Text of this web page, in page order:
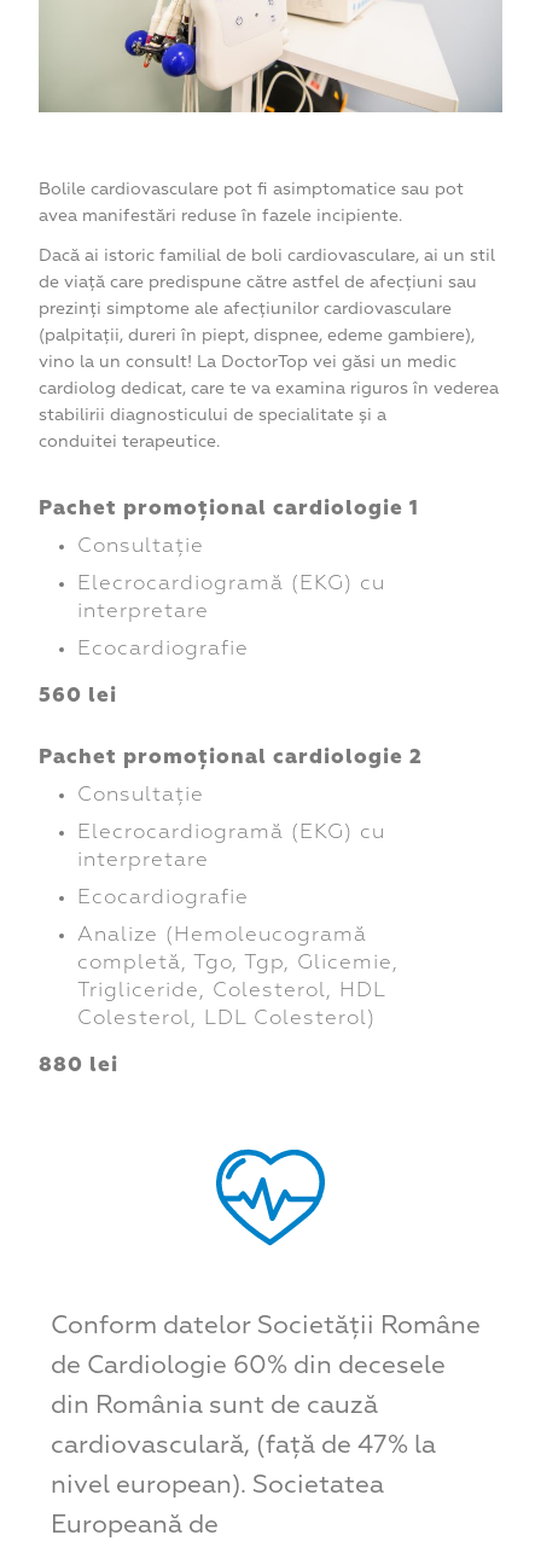
Bolile cardiovasculare pot fi asimptomatice sau pot
avea manifestări reduse în fazele incipiente.
Dacă ai istoric familial de boli cardiovasculare, ai un stil
de viață care predispune către astfel de afecțiuni sau
prezinți simptome ale afecțiunilor cardiovasculare
(palpitații, dureri în piept, dispnee, edeme gambiere),
vino la un consult! La DoctorTop vei găsi un medic
cardiolog dedicat, care te va examina riguros în vederea
stabilirii diagnosticului de specialitate și a
conduitei terapeutice.
Pachet promoțional cardiologie 1
Consultație
Elecrocardiogramă (EKG) cu
interpretare
Ecocardiografie
560 lei
Pachet promoțional cardiologie 2
Consultație
Elecrocardiogramă (EKG) cu
interpretare
Ecocardiografie
Analize (Hemoleucogramă
completă, Tgo, Tgp, Glicemie,
Trigliceride, Colesterol, HDL
Colesterol, LDL Colesterol)
880 lei
Conform datelor Societății Române
de Cardiologie 60% din decesele
din România sunt de cauză
cardiovasculară, (față de 47% la
nivel european). Societatea
Europeană de